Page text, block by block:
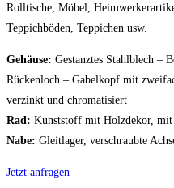
Rolltische, Möbel,
Teppichböden, Teppichen usw.
Gehäuse: Gestanztes Stahlblech –
Rückenloch – Gabelkopf mit
verzinkt und chromatisiert
Rad: Kunststoff mit Holzdekor, mit
Nabe: Gleitlager, verschraubte
Jetzt anfragen